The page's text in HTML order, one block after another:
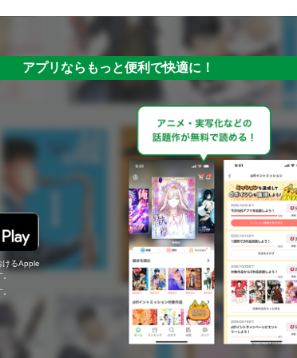
アプリならもっと便利で快適に！
けるApple